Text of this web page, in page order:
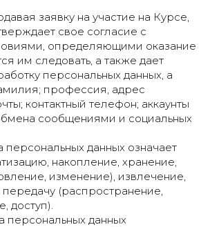
заявку на участие на Курсе,
свое согласие с
определяющими оказание
им следовать, а также дает
персональных данных, а
профессия, адрес
контактный телефон; аккаунты
сообщениями и социальных
персональных данных означает
накопление, хранение,
изменение), извлечение,
передачу (распространение,
доступ).
персональных данных